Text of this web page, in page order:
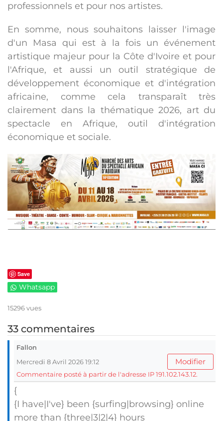
professionnels et pour nos artistes.
En somme, nous souhaitons laisser l'image
d'un Masa qui est à la fois un événement
artistique majeur pour la Côte d'Ivoire et pour
l'Afrique, et aussi un outil stratégique de
développement économique et d'intégration
africaine, comme cela transparaît très
clairement dans la thématique 2026, art du
spectacle en Afrique, outil d'intégration
économique et sociale.
Save
Whatsapp
15296 vues
33 commentaires
Fallon
Mercredi 8 Avril 2026 19:12
Modifier
Commentaire posté à partir de l'adresse IP 191.102.143.12.
{
{I have|I've} been {surfing|browsing} online
more than {three|3|2|4} hours